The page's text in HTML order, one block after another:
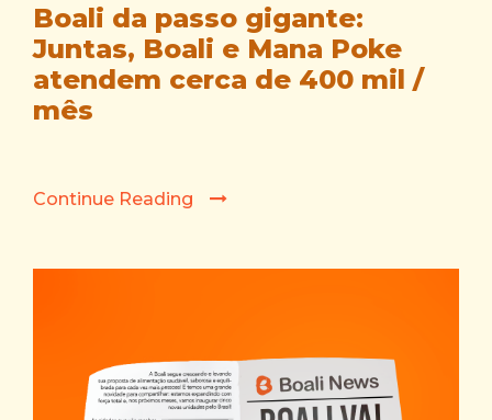
Boali da passo gigante:
Juntas, Boali e Mana Poke
atendem cerca de 400 mil /
mês
Continue Reading